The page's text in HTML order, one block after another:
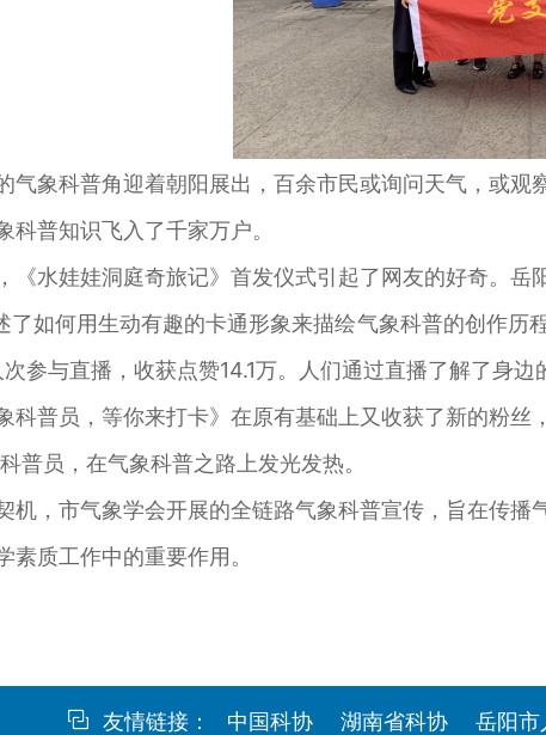
气象科普角迎着朝阳展出，百余市民或询问天气，或
普知识飞入了千家万户。
《水娃娃洞庭奇旅记》首发仪式引起了网友的好奇。
了如何用生动有趣的卡通形象来描绘气象科普的创作
参与直播，收获点赞14.1万。人们通过直播了解了身边
科普员，等你来打卡》在原有基础上又收获了新的粉
普员，在气象科普之路上发光发热。
机，市气象学会开展的全链路气象科普宣传，旨在传
质工作中的重要作用。
友情链接： 中国科协 湖南省科协 岳阳市